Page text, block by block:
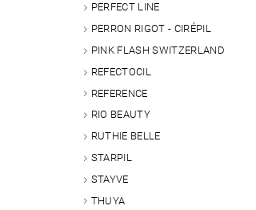
PERFECT LINE
PERRON RIGOT - CIRÉPIL
PINK FLASH SWITZERLAND
REFECTOCIL
REFERENCE
RIO BEAUTY
RUTHIE BELLE
STARPIL
STAYVE
THUYA